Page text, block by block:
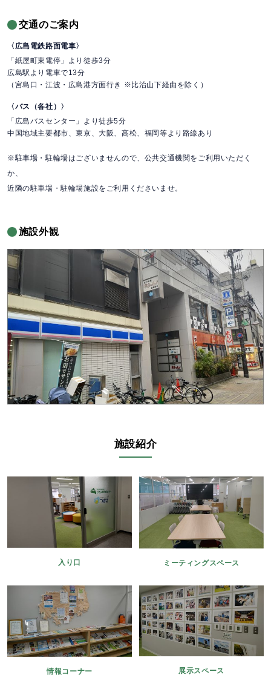
交通のご案内
〈広島電鉄路面電車〉
「紙屋町東電停」より徒歩3分
広島駅より電車で13分
（宮島口・江波・広島港方面行き ※比治山下経由を除く）
〈バス（各社）〉
「広島バスセンター」より徒歩5分
中国地域主要都市、東京、大阪、高松、福岡等より路線あり
※駐車場・駐輪場はございませんので、公共交通機関をご利用いただく
か、
近隣の駐車場・駐輪場施設をご利用くださいませ。
施設外観
施設紹介
入り口 ミーティングスペース
情報コーナー 展示スペース